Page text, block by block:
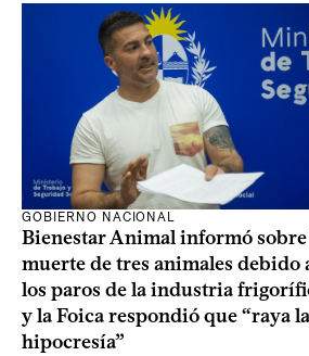
GOBIERNO NACIONAL
Bienestar Animal informó
muerte de tres animales debido
los paros de la industria
y la Foica respondió que “raya la
hipocresía”